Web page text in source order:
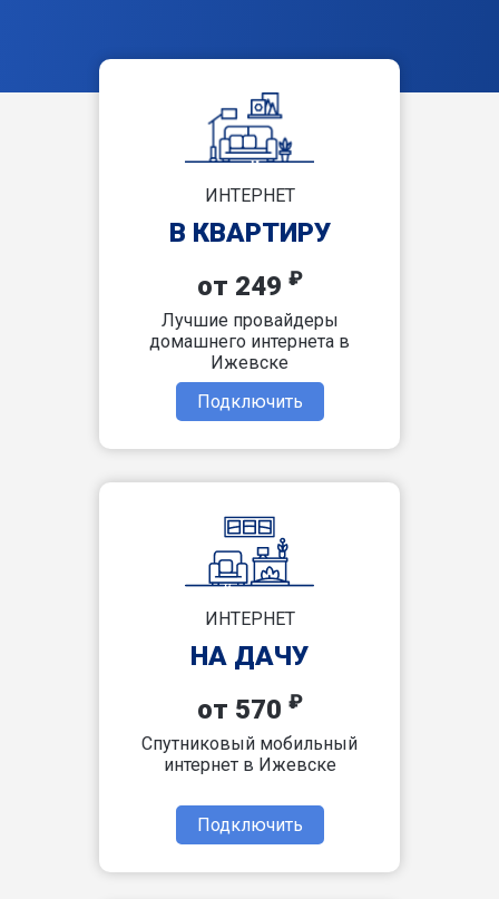
ИНТЕРНЕТ
В КВАРТИРУ
от 249 ₽
Лучшие провайдеры
домашнего интернета в
Ижевске
Подключить
ИНТЕРНЕТ
НА ДАЧУ
от 570 ₽
Спутниковый мобильный
интернет в Ижевске
Подключить